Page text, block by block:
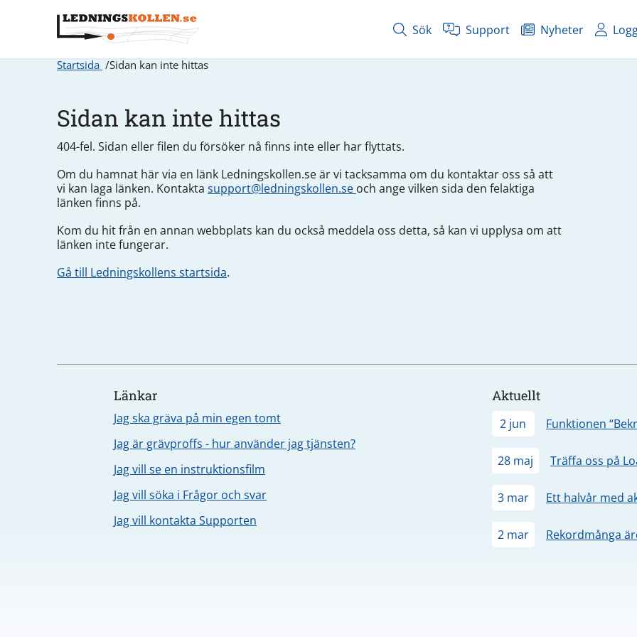
Sök Support Nyheter
Startsida Sidan kan inte hittas
Sidan kan inte hittas
404-fel. Sidan eller filen du försöker nå finns inte eller har flyttats.
Om du hamnat här via en länk Ledningskollen.se är vi tacksamma om du kontaktar oss så att
vi kan laga länken. Kontakta support@ledningskollen.se och ange vilken sida den felaktiga
länken finns på.
Kom du hit från en annan webbplats kan du också meddela oss detta, så kan vi upplysa om att
länken inte fungerar.
Gå till Ledningskollens startsida.
Länkar
Jag ska gräva på min egen tomt
Jag är grävproffs - hur använder jag tjänsten?
Jag vill se en instruktionsfilm
Jag vill söka i Frågor och svar
Jag vill kontakta Supporten
Aktuellt
2 jun Funktionen
28 maj Träffa oss på
3 mar Ett halvår med
2 mar
Rekordmånga